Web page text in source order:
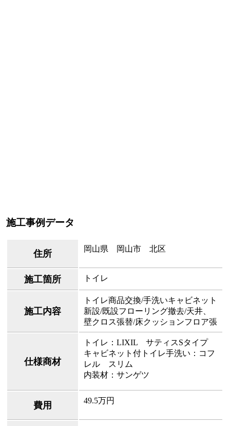
施工事例データ
住所 岡山県 岡山市 北区
施工箇所 トイレ
施工内容
トイレ商品交換/手洗いキャビネット
新設/既設フローリング撤去/天井、
壁クロス張替/床クッションフロア張
仕様商材
トイレ：LIXIL サティスSタイプ
キャビネット付トイレ手洗い：コフ
レル スリム
内装材：サンゲツ
費用 49.5万円